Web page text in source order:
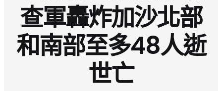
查軍轟炸加沙北部
和南部至多48人逝
世亡